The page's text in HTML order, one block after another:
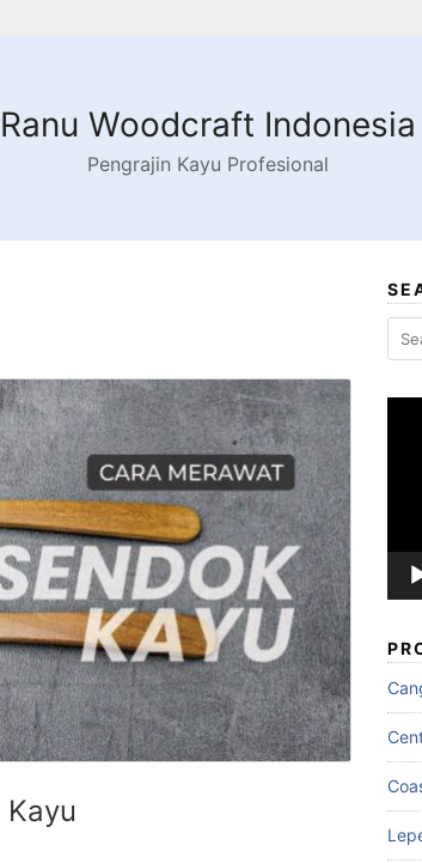
Ranu Woodcraft Indonesia
Pengrajin Kayu Profesional
for: